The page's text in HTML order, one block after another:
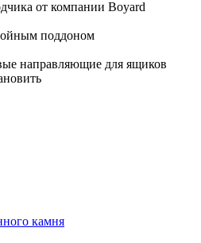
от компании Boyard
поддоном
направляющие для ящиков
камня